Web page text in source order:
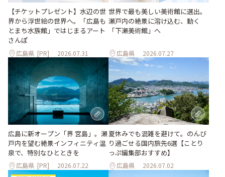
【チケットプレゼント】水辺の世
界から浮世絵の世界へ。「広島も
とまち水族館」ではじまるアート
さんぽ
広島県 [PR] 2026.07.31
世界で最も美しい美術館に選出。
瀬戸内の絶景に溶け込む、動く
「下瀬美術館」へ
広島県 2026.07.27
広島に新オープン「界 宮島」。瀬
戸内を望む絶景インフィニティ温
泉で、特別なひとときを
広島県 [PR] 2026.07.22
夏休みでも混雑を避けて。のんび
り過ごせる国内旅先6選【ことり
っぷ編集部おすすめ】
広島県 2026.07.02